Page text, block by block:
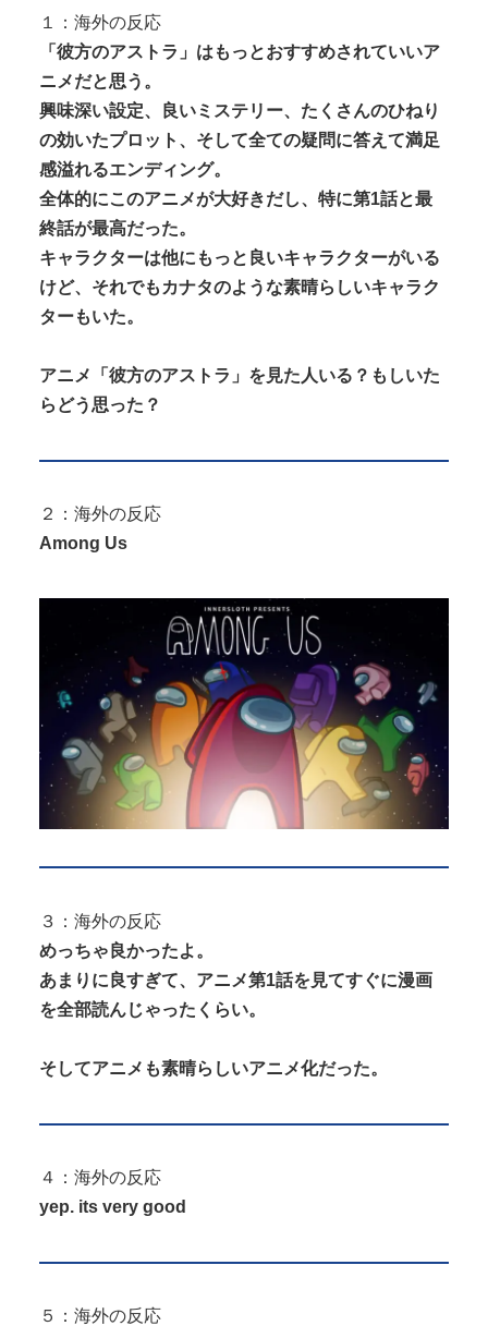
１：海外の反応
「彼方のアストラ」はもっとおすすめされていいア
ニメだと思う。
興味深い設定、良いミステリー、たくさんのひねり
の効いたプロット、そして全ての疑問に答えて満足
感溢れるエンディング。
全体的にこのアニメが大好きだし、特に第1話と最
終話が最高だった。
キャラクターは他にもっと良いキャラクターがいる
けど、それでもカナタのような素晴らしいキャラク
ターもいた。
アニメ「彼方のアストラ」を見た人いる？もしいた
らどう思った？
２：海外の反応
Among Us
３：海外の反応
めっちゃ良かったよ。
あまりに良すぎて、アニメ第1話を見てすぐに漫画
を全部読んじゃったくらい。
そしてアニメも素晴らしいアニメ化だった。
４：海外の反応
yep. its very good
５：海外の反応